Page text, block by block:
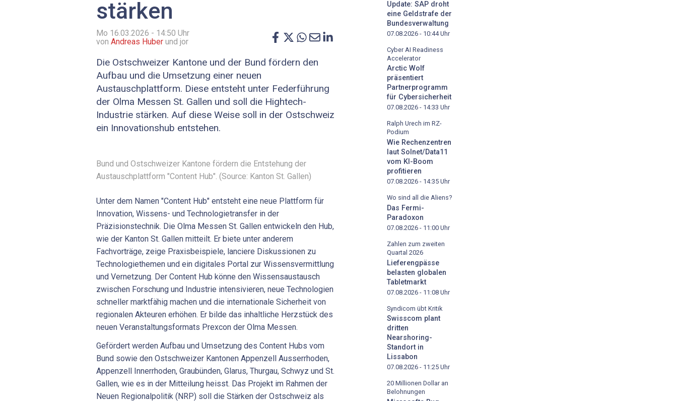
stärken
Mo 16.03.2026 - 14:50 Uhr
von Andreas Huber und jor
Die Ostschweizer Kantone und der Bund fördern den
Aufbau und die Umsetzung einer neuen
Austauschplattform. Diese entsteht unter Federführung
der Olma Messen St. Gallen und soll die Hightech-
Industrie stärken. Auf diese Weise soll in der Ostschweiz
ein Innovationshub entstehen.
Bund und Ostschweizer Kantone fördern die Entstehung der
Austauschplattform "Content Hub". (Source: Kanton St. Gallen)
Unter dem Namen "Content Hub" entsteht eine neue Plattform für
Innovation, Wissens- und Technologietransfer in der
Präzisionstechnik. Die Olma Messen St. Gallen entwickeln den Hub,
wie der Kanton St. Gallen mitteilt. Er biete unter anderem
Fachvorträge, zeige Praxisbeispiele, lanciere Diskussionen zu
Technologiethemen und ein digitales Portal zur Wissensvermittlung
und Vernetzung. Der Content Hub könne den Wissensaustausch
zwischen Forschung und Industrie intensivieren, neue Technologien
schneller marktfähig machen und die internationale Sicherheit von
regionalen Akteuren erhöhen. Er bilde das inhaltliche Herzstück des
neuen Veranstaltungsformats Prexcon der Olma Messen.
Gefördert werden Aufbau und Umsetzung des Content Hubs vom
Bund sowie den Ostschweizer Kantonen Appenzell Ausserrhoden,
Appenzell Innerrhoden, Graubünden, Glarus, Thurgau, Schwyz und St.
Gallen, wie es in der Mitteilung heisst. Das Projekt im Rahmen der
Neuen Regionalpolitik (NRP) soll die Stärken der Ostschweiz als
Update: SAP droht
eine Geldstrafe der
Bundesverwaltung
07.08.2026 - 10:44Uhr
Cyber AI Readiness
Accelerator
Arctic Wolf
präsentiert
Partnerprogramm
für Cybersicherheit
07.08.2026 - 14:33 Uhr
Ralph Urech im RZ-
Podium
Wie Rechenzentren
laut Solnet/Data11
vom KI-Boom
profitieren
07.08.2026 - 14:35 Uhr
Wo sind all die Aliens?
Das Fermi-
Paradoxon
07.08.2026 - 11:00 Uhr
Zahlen zum zweiten
Quartal 2026
Lieferengpässe
belasten globalen
Tabletmarkt
07.08.2026 - 11:08 Uhr
Syndicom übt Kritik
Swisscom plant
dritten
Nearshoring-
Standort in
Lissabon
07.08.2026 - 11:25 Uhr
20 Millionen Dollar an
Belohnungen